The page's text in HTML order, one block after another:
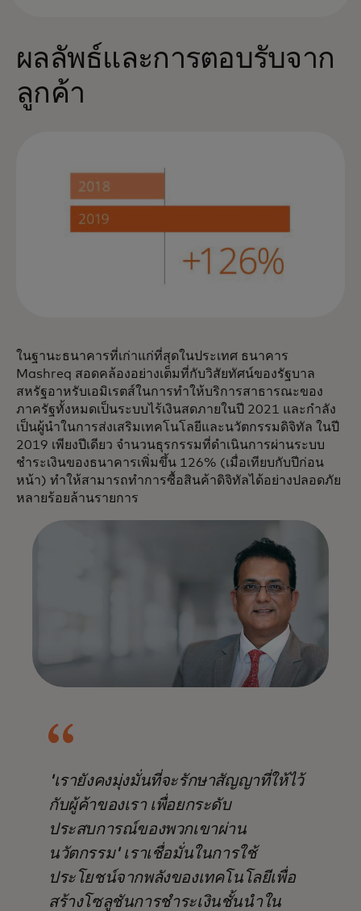
ผลลัพธ์และการตอบรับจาก
ลูกค้า
ในฐานะธนาคารที่เก่าแก่ที่สุดในประเทศ ธนาคาร
Mashreq สอดคล้องอย่างเต็มที่กับวิสัยทัศน์ของรัฐบาล
สหรัฐอาหรับเอมิเรตส์ในการทำให้บริการสาธารณะของ
ภาครัฐทั้งหมดเป็นระบบไร้เงินสดภายในปี 2021 และกำลัง
เป็นผู้นำในการส่งเสริมเทคโนโลยีและนวัตกรรมดิจิทัล ในปี
2019 เพียงปีเดียว จำนวนธุรกรรมที่ดำเนินการผ่านระบบ
ชำระเงินของธนาคารเพิ่มขึ้น 126% (เมื่อเทียบกับปีก่อน
หน้า) ทำให้สามารถทำการซื้อสินค้าดิจิทัลได้อย่างปลอดภัย
หลายร้อยล้านรายการ
'เรายังคงมุ่งมั่นที่จะรักษาสัญญาที่ให้ไว้
กับผู้ค้าของเรา เพื่อยกระดับ
ประสบการณ์ของพวกเขาผ่าน
นวัตกรรม' เราเชื่อมั่นในการใช้
ประโยชน์จากพลังของเทคโนโลยีเพื่อ
สร้างโซลูชันการชำระเงินชั้นนำใน